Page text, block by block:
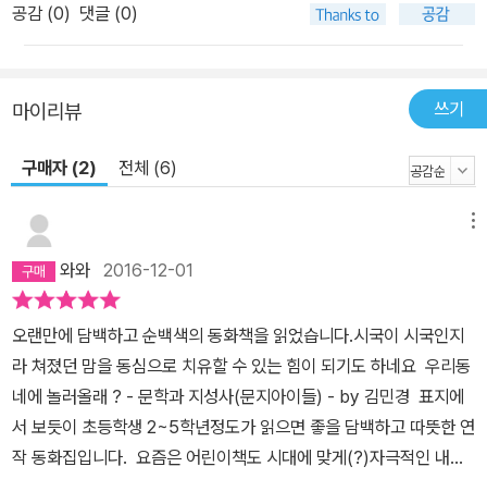
공감 (0) 댓글 (0)
마이리뷰 쓰기
구매자 (2) 전체 (6)
와와 2016-12-01
오랜만에 담백하고 순백색의 동화책을 읽었습니다.시국이 시국인지
라 쳐졌던 맘을 동심으로 치유할 수 있는 힘이 되기도 하네요 우리동
네에 놀러올래 ? - 문학과 지성사(문지아이들) - by 김민경 표지에
서 보듯이 초등학생 2~5학년정도가 읽으면 좋을 담백하고 따뜻한 연
작 동화집입니다. 요즘은 어린이책도 시대에 맞게(?)자극적인 내용